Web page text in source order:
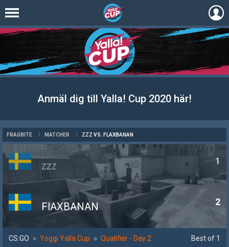
Anmäl dig till Yalla! Cup 2020 här!
FRAGBITE / MATCHER / ZZZ VS. FLAXBANAN
zzz 1
FlAXBANAN 2
CS:GO » Yoggi Yalla Cup » Qualifier - Day 2 Best of 1